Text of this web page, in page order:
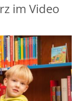
im Video